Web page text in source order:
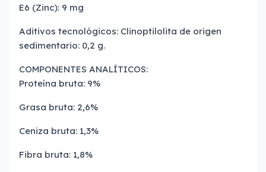
E6 (Zinc): 9 mg
Aditivos tecnológicos: Clinoptilolita de origen
sedimentario: 0,2 g.
COMPONENTES ANALÍTICOS:
Proteína bruta: 9%
Grasa bruta: 2,6%
Ceniza bruta: 1,3%
Fibra bruta: 1,8%